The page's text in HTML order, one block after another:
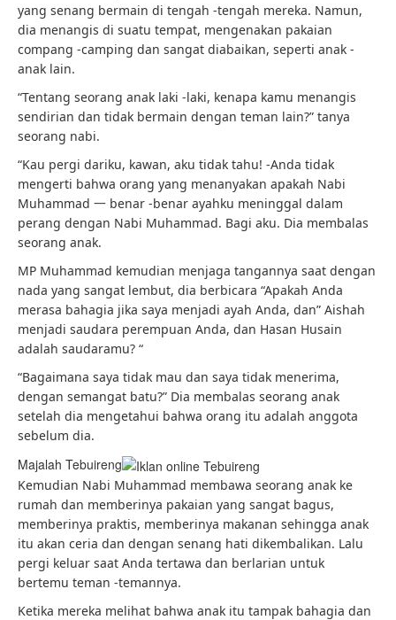
yang senang bermain di tengah -tengah mereka. Namun,
dia menangis di suatu tempat, mengenakan pakaian
compang -camping dan sangat diabaikan, seperti anak -
anak lain.
“Tentang seorang anak laki -laki, kenapa kamu menangis
sendirian dan tidak bermain dengan teman lain?” tanya
seorang nabi.
“Kau pergi dariku, kawan, aku tidak tahu! -Anda tidak
mengerti bahwa orang yang menanyakan apakah Nabi
Muhammad 一 benar -benar ayahku meninggal dalam
perang dengan Nabi Muhammad. Bagi aku. Dia membalas
seorang anak.
MP Muhammad kemudian menjaga tangannya saat dengan
nada yang sangat lembut, dia berbicara “Apakah Anda
merasa bahagia jika saya menjadi ayah Anda, dan” Aishah
menjadi saudara perempuan Anda, dan Hasan Husain
adalah saudaramu? “
“Bagaimana saya tidak mau dan saya tidak menerima,
dengan semangat batu?” Dia membalas seorang anak
setelah dia mengetahui bahwa orang itu adalah anggota
sebelum dia.
Majalah Tebuireng
Kemudian Nabi Muhammad membawa seorang anak ke
rumah dan memberinya pakaian yang sangat bagus,
memberinya praktis, memberinya makanan sehingga anak
itu akan ceria dan dengan senang hati dikembalikan. Lalu
pergi keluar saat Anda tertawa dan berlarian untuk
bertemu teman -temannya.
Ketika mereka melihat bahwa anak itu tampak bahagia dan